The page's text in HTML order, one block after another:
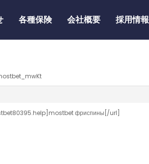
各種保険 会社概要 採用情報
фриспины[/url]